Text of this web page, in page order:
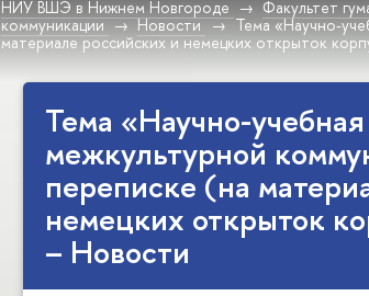
НИУ ВШЭ в Нижнем Новгороде Факультет
коммуникации
Новости
Тема «Научно-
материале российских и немецких открыток
Тема «Научно-
межкультурной
переписке (на
немецких открыток
– Новости